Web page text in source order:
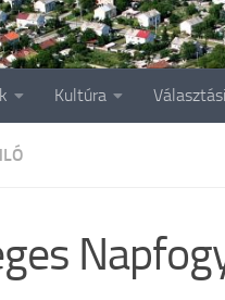
Kultúra